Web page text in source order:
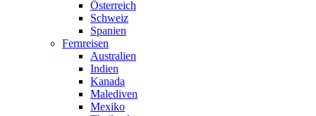
Österreich
Schweiz
Spanien
Fernreisen
Australien
Indien
Kanada
Malediven
Mexiko